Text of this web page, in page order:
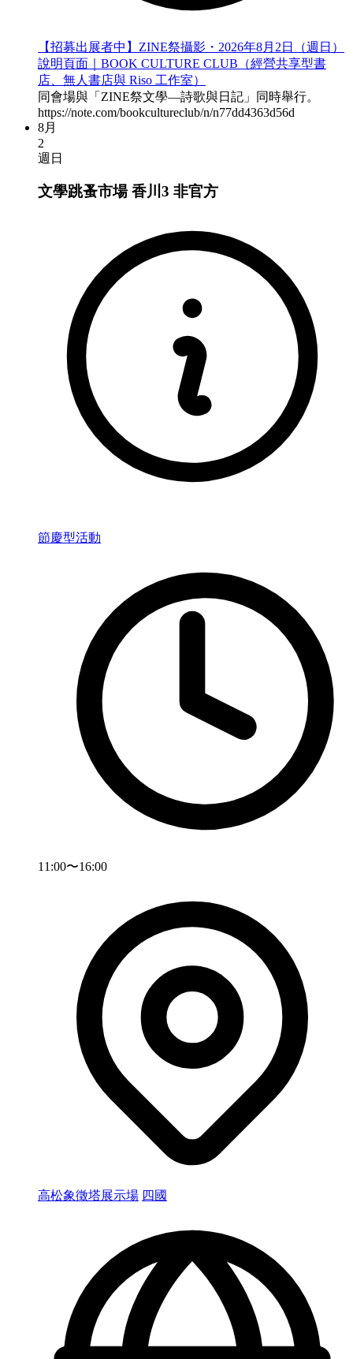
【招募出展者中】ZINE祭攝影・2026年8月2日（週日）
說明頁面｜BOOK CULTURE CLUB（經營共享型書
店、無人書店與 Riso 工作室）
同會場與「ZINE祭文學—詩歌與日記」同時舉行。
https://note.com/bookcultureclub/n/n77dd4363d56d
8月
2
週日
文學跳蚤市場 香川3 非官方
節慶型活動
11:00〜16:00
高松象徵塔展示場 四國